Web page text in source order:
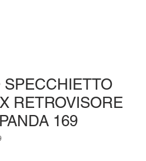
RETROVISORE
169